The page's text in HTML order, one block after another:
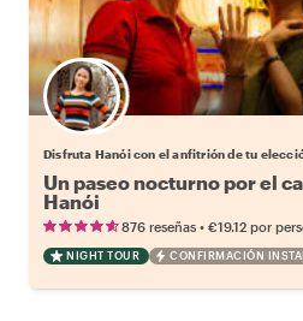
Elige tu local favorito
Disfruta Hanói con el anfitrión de tu
Un paseo nocturno por el
Hanói
876 reseñas • €19.12 por
NIGHT TOUR CONFIRMACIÓN